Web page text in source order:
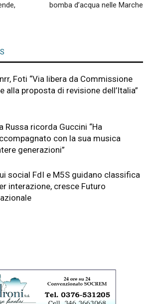
bomba d’acqua nelle Marche
Foti “Via libera da Commissione
alla proposta di revisione dell’Italia”
Russa ricorda Guccini “Ha
con la sua musica
generazioni”
social FdI e M5S guidano classifica
interazione, cresce Futuro